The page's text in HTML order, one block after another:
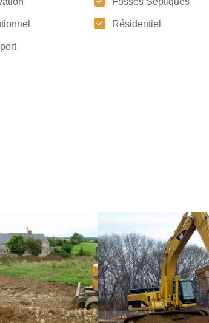
Résidentiel